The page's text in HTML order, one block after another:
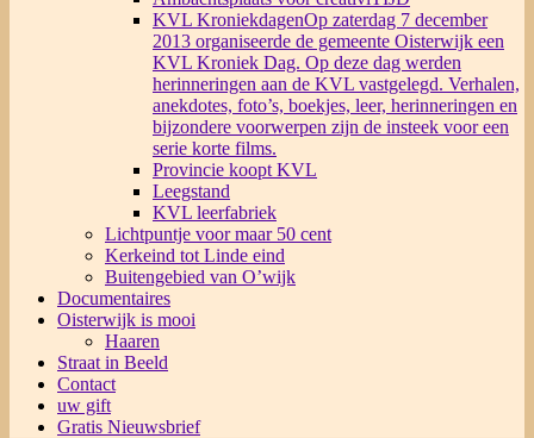
KVL KroniekdagenOp zaterdag 7 december
2013 organiseerde de gemeente Oisterwijk een
KVL Kroniek Dag. Op deze dag werden
herinneringen aan de KVL vastgelegd. Verhalen,
anekdotes, foto’s, boekjes, leer, herinneringen en
bijzondere voorwerpen zijn de insteek voor een
serie korte films.
Provincie koopt KVL
Leegstand
KVL leerfabriek
Lichtpuntje voor maar 50 cent
Kerkeind tot Linde eind
Buitengebied van O’wijk
Documentaires
Oisterwijk is mooi
Haaren
Straat in Beeld
Contact
uw gift
Gratis Nieuwsbrief